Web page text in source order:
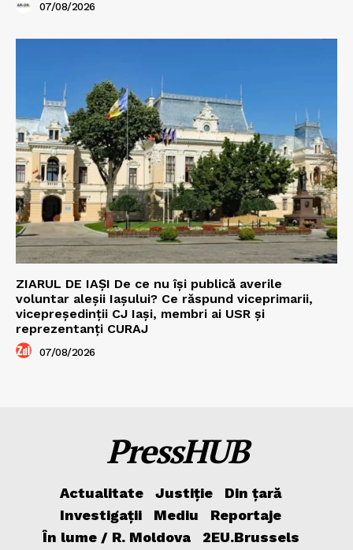
07/08/2026
ZIARUL DE IAȘI De ce nu își publică averile
voluntar aleșii Iașului? Ce răspund viceprimarii,
vicepreședinții CJ Iași, membri ai USR și
reprezentanți CURAJ
07/08/2026
PressHUB
Actualitate Justiție
Din țară
Investigații
Mediu
Reportaje
În lume / R. Moldova
2EU.Brussels